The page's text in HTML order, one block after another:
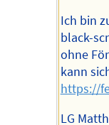
Ich bin
black-
ohne
kann
https://
LG